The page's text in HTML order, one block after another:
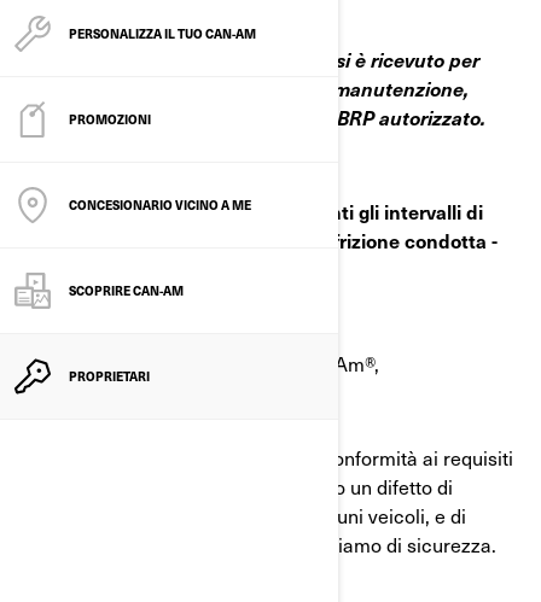
PERSONALIZZA IL TUO CAN-AM
PROMOZIONI
CONCESIONARIO VICINO A ME
SCOPRIRE CAN-AM
PROPRIETARI
*Se entro il 26 dicembre 2023 non si è ricevuto per
posta l'opuscolo sul programma di manutenzione,
rivolgersi al proprio concessionario BRP autorizzato.
Informazioni non corrette riguardanti gli intervalli di
manutenzione della puleggia della frizione condotta -
Potenziale distacco di detriti
Gentile proprietario del veicolo Can-Am®,
Sta ricevendo il presente avviso in conformità ai requisiti
delle leggi applicabili. BRP ha rilevato un difetto di
sicurezza dei veicoli a motore su alcuni veicoli, e di
conseguenza sta effettuando un richiamo di sicurezza.